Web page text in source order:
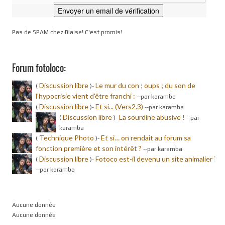
Pas de SPAM chez Blaise! C'est promis!
Forum fotoloco:
( Discussion libre )- Le mur du con ; oups ; du son de
l’hypocrisie vient d’être franchi : --par karamba
( Discussion libre )- Et si... (Vers2.3) --par karamba
( Discussion libre )- La sourdine abusive ! --par
karamba
( Technique Photo )- Et si… on rendait au forum sa
fonction première et son intérêt ? --par karamba
( Discussion libre )- Fotoco est-il devenu un site animalier ?
--par karamba
Aucune donnée
Aucune donnée